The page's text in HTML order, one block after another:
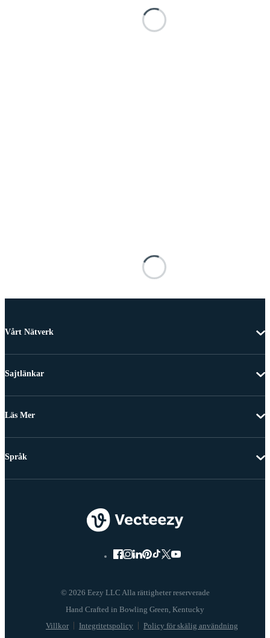
Vårt Nätverk
Sajtlänkar
Läs Mer
© 2026 Eezy LLC Alla rättigheter reserverade
Villkor Integritetspolicy Policy för skälig användning
Språk